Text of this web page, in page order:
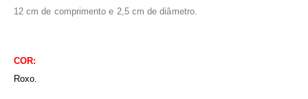
12 cm de comprimento e 2,5 cm de diâmetro.
COR:
Roxo.